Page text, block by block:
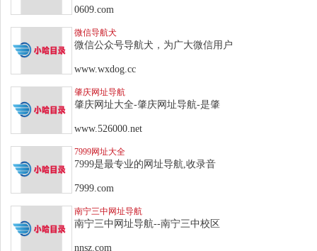
0609.com
微信导航犬
微信公众号导航犬，为广大微信用户
www.wxdog.cc
肇庆网址导航
肇庆网址大全-肇庆网址导航-是肇
www.526000.net
7999网址大全
7999是最专业的网址导航,收录音
7999.com
南宁三中网址导航
南宁三中网址导航--南宁三中校区
nnsz.com